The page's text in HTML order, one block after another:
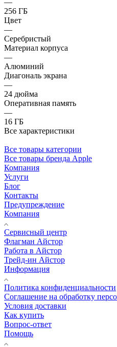
—
256 ГБ
Цвет
—
Серебристый
Материал корпуса
—
Алюминий
Диагональ экрана
—
24 дюйма
Оперативная память
—
16 ГБ
Все характеристики
Все товары категории
Все товары бренда Apple
Компания
Услуги
Блог
Контакты
Предупреждение
Компания
Сервисный центр
Флагман Айстор
Работа в Айстор
Трейд-ин Айстор
Информация
Политика конфиденциальности
Соглашение на обработку
Условия доставки
Как купить
Вопрос-ответ
Помощь